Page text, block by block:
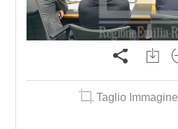
Taglio Immagine